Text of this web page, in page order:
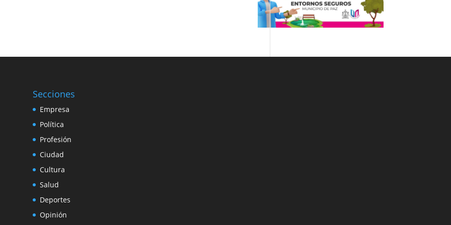
Secciones
Empresa
Política
Profesión
Ciudad
Cultura
Salud
Deportes
Opinión